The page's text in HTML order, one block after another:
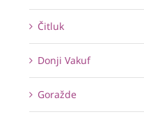
Čitluk
Donji Vakuf
Goražde